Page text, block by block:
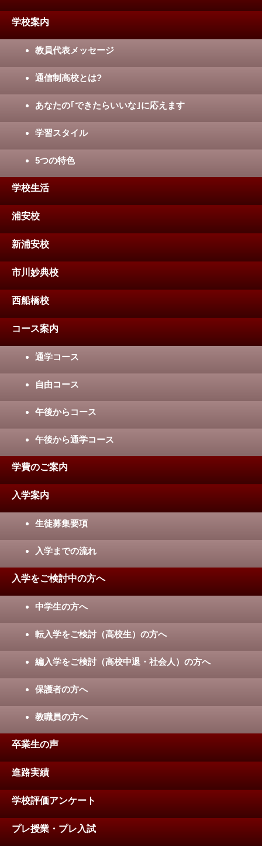
学校案内
教員代表メッセージ
通信制高校とは?
あなたの｢できたらいいな｣に応えます
学習スタイル
5つの特色
学校生活
浦安校
新浦安校
市川妙典校
西船橋校
コース案内
通学コース
自由コース
午後からコース
午後から通学コース
学費のご案内
入学案内
生徒募集要項
入学までの流れ
入学をご検討中の方へ
中学生の方へ
転入学をご検討（高校生）の方へ
編入学をご検討（高校中退・社会人）の方へ
保護者の方へ
教職員の方へ
卒業生の声
進路実績
学校評価アンケート
プレ授業・プレ入試